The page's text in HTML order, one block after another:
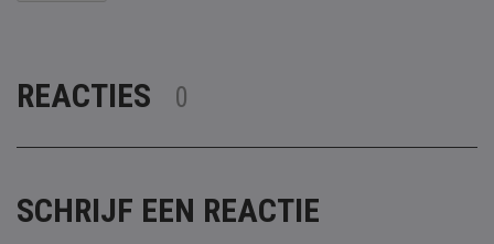
REACTIES 0
SCHRIJF EEN REACTIE